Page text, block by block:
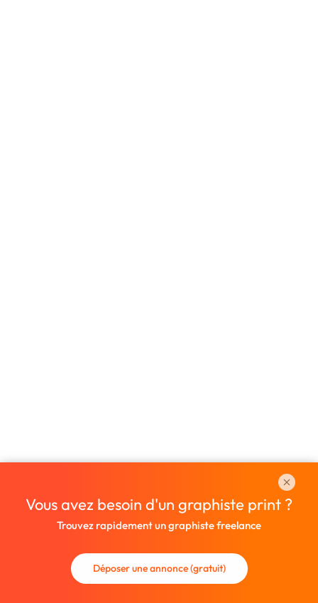
Vous avez besoin d'un graphiste print ?
Trouvez rapidement un graphiste freelance
Déposer une annonce (gratuit)